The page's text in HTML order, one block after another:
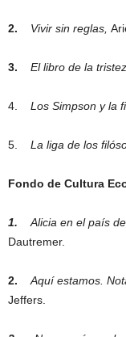
2. Vivir sin reglas,
3. El libro de la
4. Los Simpson y la
5. La liga de los
Fondo de Cultura
1. Alicia en el país
Dautremer.
2. Aquí estamos.
Jeffers.